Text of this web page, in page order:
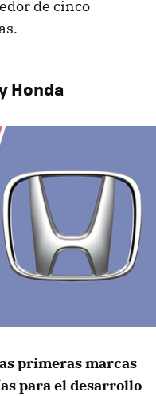
de cinco
Honda
primeras marcas
para el desarrollo